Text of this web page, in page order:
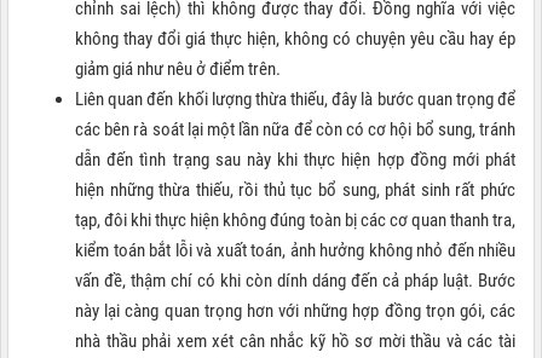
chỉnh sai lệch) thì không được thay đổi. Đồng nghĩa với việc
không thay đổi giá thực hiện, không có chuyện yêu cầu hay ép
giảm giá như nêu ở điểm trên.
Liên quan đến khối lượng thừa thiếu, đây là bước quan trọng để
các bên rà soát lại một lần nữa để còn có cơ hội bổ sung, tránh
dẫn đến tình trạng sau này khi thực hiện hợp đồng mới phát
hiện những thừa thiếu, rồi thủ tục bổ sung, phát sinh rất phức
tạp, đôi khi thực hiện không đúng toàn bị các cơ quan thanh tra,
kiểm toán bắt lỗi và xuất toán, ảnh hưởng không nhỏ đến nhiều
vấn đề, thậm chí có khi còn dính dáng đến cả pháp luật. Bước
này lại càng quan trọng hơn với những hợp đồng trọn gói, các
nhà thầu phải xem xét cân nhắc kỹ hồ sơ mời thầu và các tài